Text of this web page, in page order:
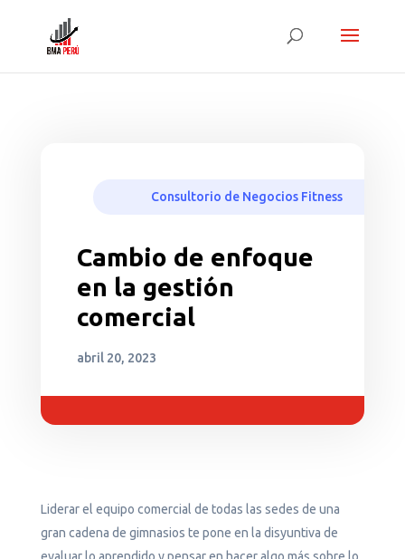
Consultorio de Negocios Fitness
Cambio de enfoque
en la gestión
comercial
abril 20, 2023
Liderar el equipo comercial de todas las sedes de una
gran cadena de gimnasios te pone en la disyuntiva de